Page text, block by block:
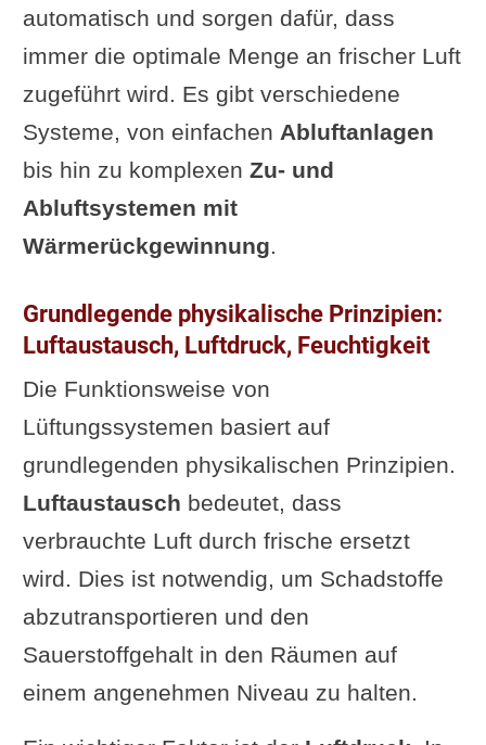
Standard?
Neue gesetzliche
Anforderungen
Auswirkungen der
Klimaziele auf
Lüftungsstandards
Zukünftige Richtlinien und
Kontroverse: Steigende
Anforderungen –
Überregulierung oder
Notwendigkeit?
Häufige Fragen zur
Wohnraumlüftung
FAQ: Was Bauherren
wissen müssen
Experten-Tipps für den
Kauf und Einbau
Checkliste für die Auswahl
des richtigen
automatisch und sorgen dafür, dass
immer die optimale Menge an frischer Luft
zugeführt wird. Es gibt verschiedene
Systeme, von einfachen Abluftanlagen
bis hin zu komplexen Zu- und
Abluftsystemen mit
Wärmerückgewinnung.
Grundlegende physikalische Prinzipien:
Luftaustausch, Luftdruck, Feuchtigkeit
Die Funktionsweise von
Lüftungssystemen basiert auf
grundlegenden physikalischen Prinzipien.
Luftaustausch bedeutet, dass
verbrauchte Luft durch frische ersetzt
wird. Dies ist notwendig, um Schadstoffe
abzutransportieren und den
Sauerstoffgehalt in den Räumen auf
einem angenehmen Niveau zu halten.